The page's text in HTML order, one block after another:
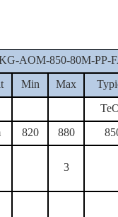
AOM-850-80M-PP-
Min Max
820 880
3